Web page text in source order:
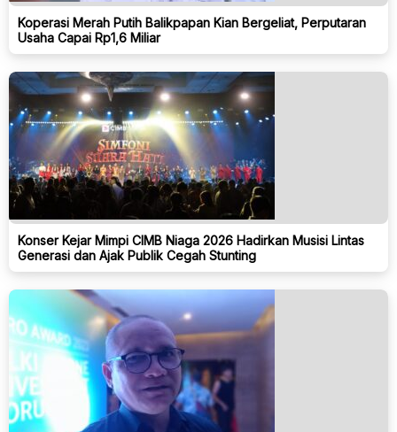
Koperasi Merah Putih Balikpapan Kian Bergeliat, Perputaran
Usaha Capai Rp1,6 Miliar
Konser Kejar Mimpi CIMB Niaga 2026 Hadirkan Musisi Lintas
Generasi dan Ajak Publik Cegah Stunting